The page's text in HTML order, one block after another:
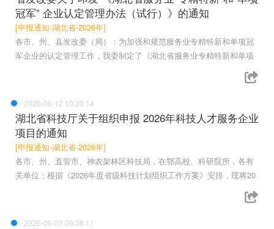
冠军” 企业认定管理办法（试行）》的通知
[申报通知-湖北省-2026年]
各市、州、县发改委（局）：为加强和规范服务业专精特新和单项冠
军企业的认定管理工作，我委制定了《湖北省服务业专精特新和单项
2026-06-12 10:39:14
湖北省科技厅关于组织申报 2026年科技人才服务企业
项目的通知
[申报通知-湖北省-2026年]
各市、州、直管市、神农架林区科技局，在鄂高校、科研院所，各有
关单位：根据《2026年度省级科技计划组织工作方案》安排，现将20
2026-06-03 09:38:11